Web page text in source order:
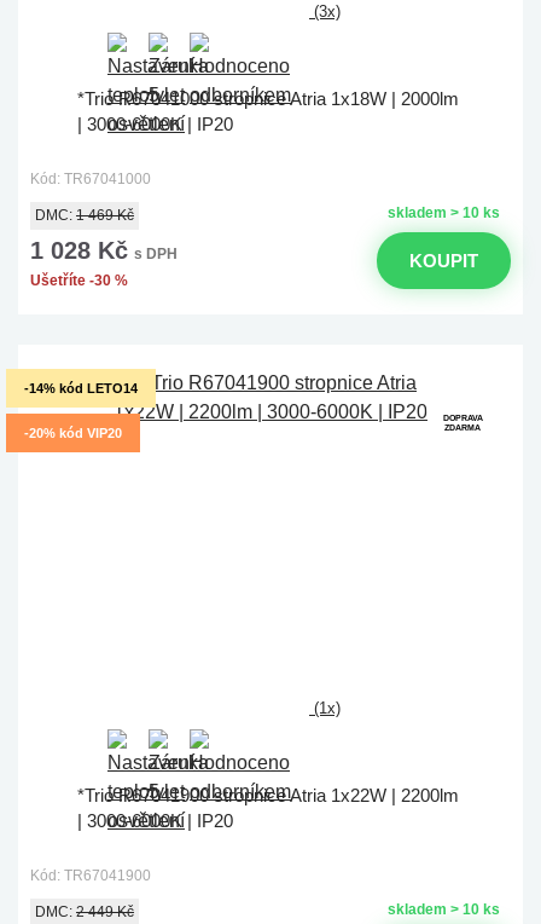
(3x)
*Trio R67041000 stropnice Atria 1x18W | 2000lm
| 3000-6000K | IP20
Kód: TR67041000
skladem > 10 ks
DMC: 1 469 Kč
1 028 Kč s DPH
Ušetříte -30 %
KOUPIT
-14% kód LETO14
-20% kód VIP20
DOPRAVA
ZDARMA
(1x)
*Trio R67041900 stropnice Atria 1x22W | 2200lm
| 3000-6000K | IP20
Kód: TR67041900
skladem > 10 ks
DMC: 2 449 Kč